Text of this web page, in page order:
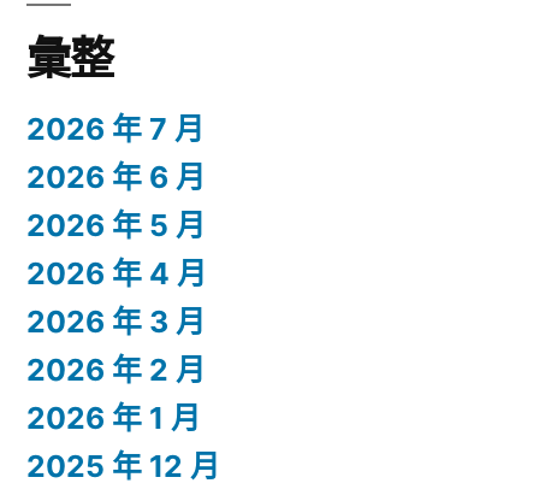
彙整
2026 年 7 月
2026 年 6 月
2026 年 5 月
2026 年 4 月
2026 年 3 月
2026 年 2 月
2026 年 1 月
2025 年 12 月